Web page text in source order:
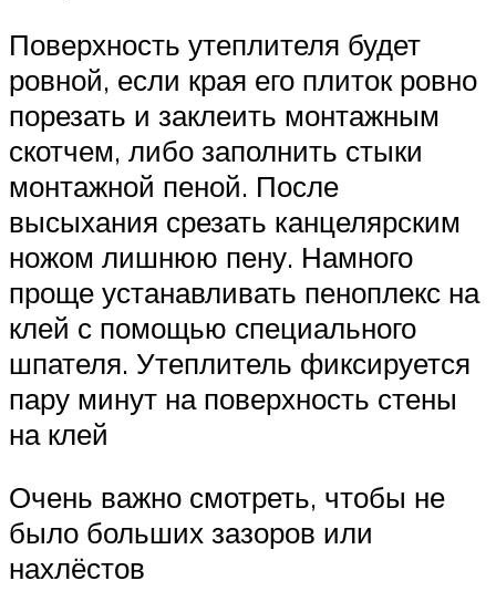
Поверхность утеплителя будет
ровной, если края его плиток ровно
порезать и заклеить монтажным
скотчем, либо заполнить стыки
монтажной пеной. После
высыхания срезать канцелярским
ножом лишнюю пену. Намного
проще устанавливать пеноплекс на
клей с помощью специального
шпателя. Утеплитель фиксируется
пару минут на поверхность стены
на клей
Очень важно смотреть, чтобы не
было больших зазоров или
нахлёстов